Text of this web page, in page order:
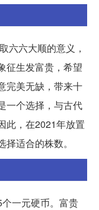
六六大顺的意义，
征生发富贵，希望
完美无缺，带来十
一个选择，与古代
此，在2021年放置
适合的株数。
一元硬币。富贵